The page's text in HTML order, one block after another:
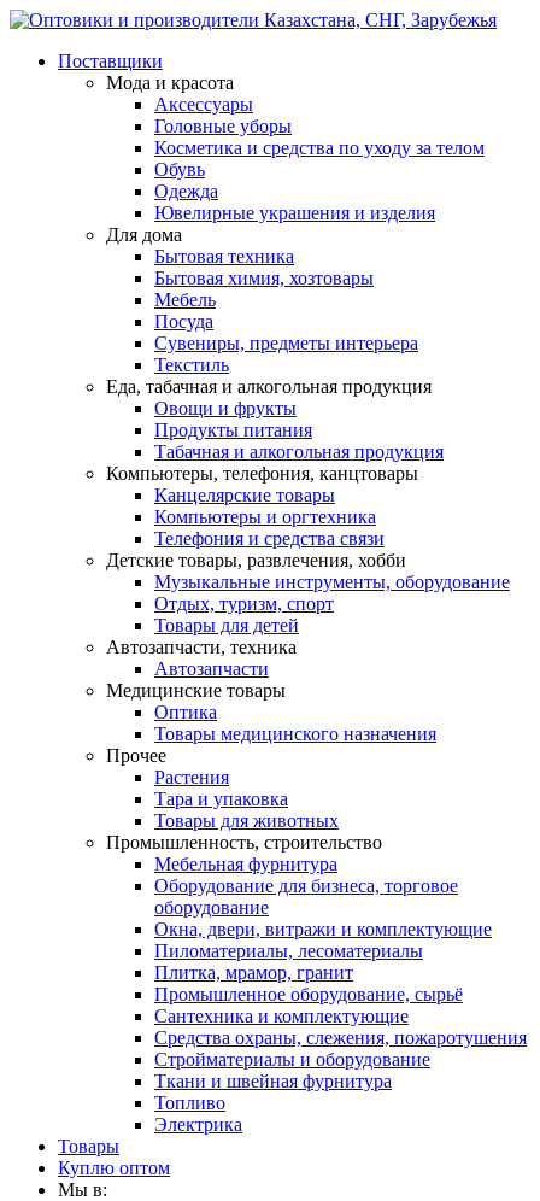
Поставщики
Мода и красота
Аксессуары
Головные уборы
Косметика и средства по уходу за телом
Обувь
Одежда
Ювелирные украшения и изделия
Для дома
Бытовая техника
Бытовая химия, хозтовары
Мебель
Посуда
Сувениры, предметы интерьера
Текстиль
Еда, табачная и алкогольная продукция
Овощи и фрукты
Продукты питания
Табачная и алкогольная продукция
Компьютеры, телефония, канцтовары
Канцелярские товары
Компьютеры и оргтехника
Телефония и средства связи
Детские товары, развлечения, хобби
Музыкальные инструменты, оборудование
Отдых, туризм, спорт
Товары для детей
Автозапчасти, техника
Автозапчасти
Медицинские товары
Оптика
Товары медицинского назначения
Прочее
Растения
Тара и упаковка
Товары для животных
Промышленность, строительство
Мебельная фурнитура
Оборудование для бизнеса, торговое
оборудование
Окна, двери, витражи и комплектующие
Пиломатериалы, лесоматериалы
Плитка, мрамор, гранит
Промышленное оборудование, сырьё
Сантехника и комплектующие
Средства охраны, слежения, пожаротушения
Стройматериалы и оборудование
Ткани и швейная фурнитура
Топливо
Электрика
Товары
Куплю оптом
Мы в: